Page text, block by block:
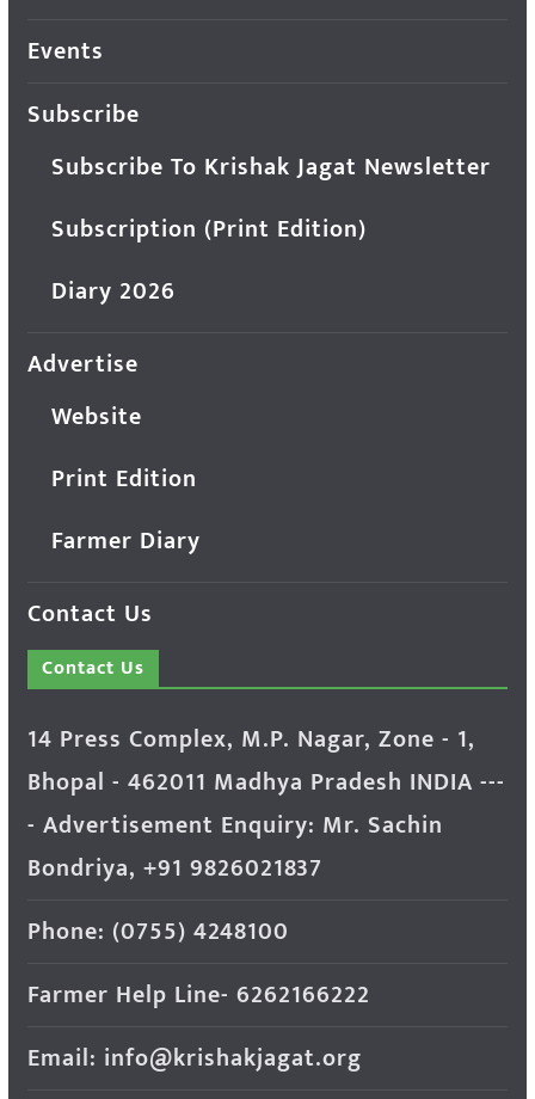
Events
Subscribe
Subscribe To Krishak Jagat Newsletter
Subscription (Print Edition)
Diary 2026
Advertise
Website
Print Edition
Farmer Diary
Contact Us
Contact Us
14 Press Complex, M.P. Nagar, Zone - 1,
Bhopal - 462011 Madhya Pradesh INDIA ---
- Advertisement Enquiry: Mr. Sachin
Bondriya, +91 9826021837
Phone: (0755) 4248100
Farmer Help Line- 6262166222
Email: info@krishakjagat.org